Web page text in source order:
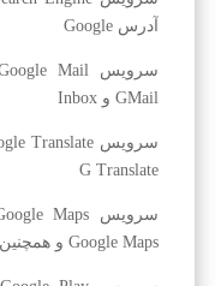
آدرس Google
GMail و Inbox
G Translate
Google Maps و همچنین Google Earth